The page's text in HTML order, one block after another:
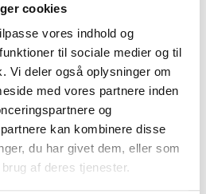
cookies
vores indhold og
til sociale medier og til
Vi deler også oplysninger om
med vores partnere inden
og
kan kombinere disse
du har givet dem, eller som
af deres tjenester.
priser*
ernæringsprodukter.
af kendte
et stort udvalg af kendte
og andre spændende
altid til fast lav pris.
Uglecare.dk her